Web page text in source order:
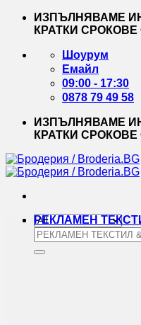
Skip
ИЗПЪЛНЯВАМЕ
КРАТКИ
Шоурум
Емайл
09:00 - 17:30
0878 79 49 58
ИЗПЪЛНЯВАМЕ
КРАТКИ
Търсене
за:
РЕКЛАМЕН